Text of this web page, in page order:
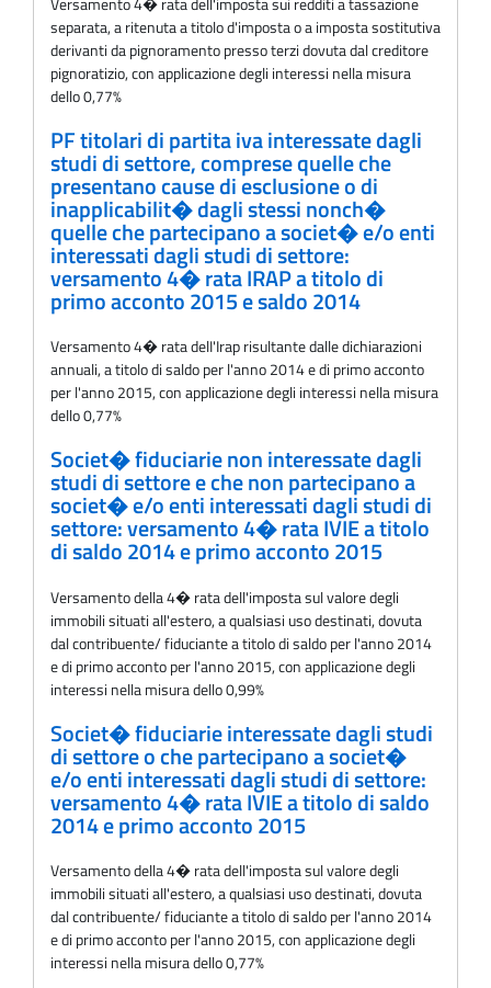
separata, a ritenuta a titolo d'imposta o a imposta sostitutiva
derivanti da pignoramento presso terzi dovuta dal creditore
pignoratizio, con applicazione degli interessi nella misura
dello 0,77%
PF titolari di partita iva interessate dagli
studi di settore, comprese quelle che
presentano cause di esclusione o di
inapplicabilit� dagli stessi nonch�
quelle che partecipano a societ� e/o enti
interessati dagli studi di settore:
versamento 4� rata IRAP a titolo di
primo acconto 2015 e saldo 2014
Versamento 4� rata delI'Irap risultante dalle dichiarazioni
annuali, a titolo di saldo per l'anno 2014 e di primo acconto
per l'anno 2015, con applicazione degli interessi nella misura
dello 0,77%
Societ� fiduciarie non interessate dagli
studi di settore e che non partecipano a
societ� e/o enti interessati dagli studi di
settore: versamento 4� rata IVIE a titolo
di saldo 2014 e primo acconto 2015
Versamento della 4� rata dell'imposta sul valore degli
immobili situati all'estero, a qualsiasi uso destinati, dovuta
dal contribuente/ fiduciante a titolo di saldo per l'anno 2014
e di primo acconto per l'anno 2015, con applicazione degli
interessi nella misura dello 0,99%
Societ� fiduciarie interessate dagli studi
di settore o che partecipano a societ�
e/o enti interessati dagli studi di settore:
versamento 4� rata IVIE a titolo di saldo
2014 e primo acconto 2015
Versamento della 4� rata dell'imposta sul valore degli
immobili situati all'estero, a qualsiasi uso destinati, dovuta
dal contribuente/ fiduciante a titolo di saldo per l'anno 2014
e di primo acconto per l'anno 2015, con applicazione degli
interessi nella misura dello 0,77%